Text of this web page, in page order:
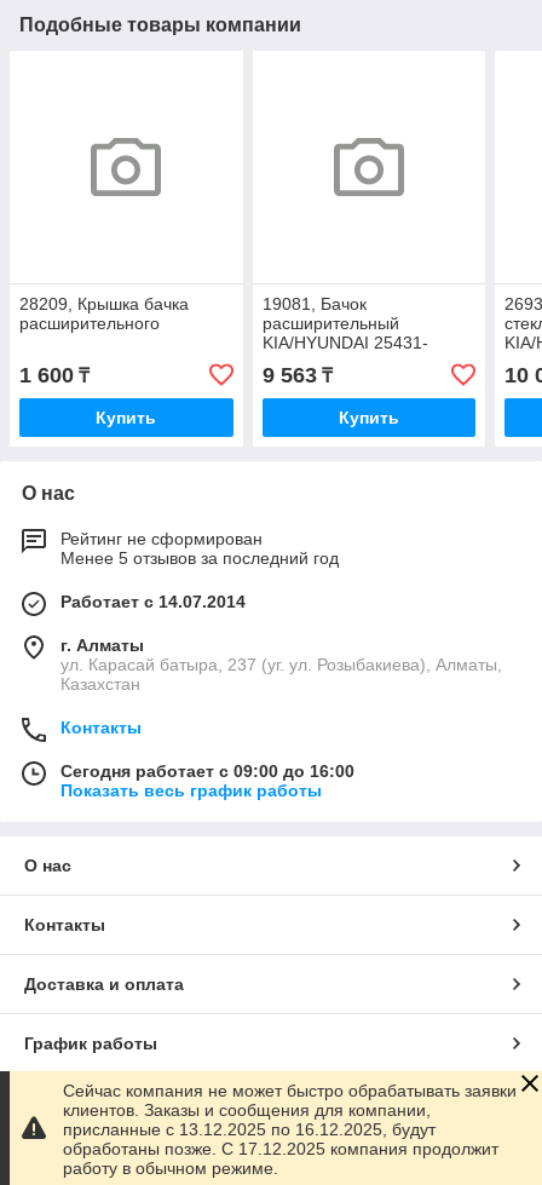
Подобные товары компании
28209, Крышка бачка
расширительного
1 600 ₸
Купить
19081, Бачок
расширительный
KIA/HYUNDAI 25431-
9 563₸
Купить
KIA/
10
О нас
Рейтинг не сформирован
Менее 5 отзывов за последний год
Работает с 14.07.2014
г. Алматы
ул. Карасай батыра, 237 (уг. ул. Розыбакиева), Алматы,
Казахстан
Контакты
Сегодня работает с 09:00 до 16:00
Показать весь график работы
О нас
Контакты
Доставка и оплата
График работы
Полная версия сайта
Сайт создан на маркетплейсе
Сейчас компания не может быстро обрабатывать заявки
клиентов. Заказы и сообщения для компании,
присланные с 13.12.2025 по 16.12.2025, будут
обработаны позже. С 17.12.2025 компания продолжит
работу в обычном режиме.